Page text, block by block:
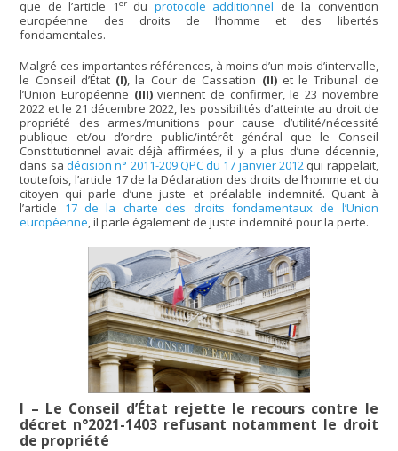
que de l’article 1erdu protocole additionnel de la convention
européenne des droits de l’homme et des libertés
fondamentales.
Malgré ces importantes références, à moins d’un mois d’intervalle,
le Conseil d’État (I), la Cour de Cassation (II)et le Tribunal de
l’Union Européenne (III)viennent de confirmer, le 23 novembre
2022 et le 21 décembre 2022, les possibilités d’atteinte au droit de
propriété des armes/munitions pour cause d’utilité/nécessité
publique et/ou d’ordre public/intérêt général que le Conseil
Constitutionnel avait déjà affirmées, il y a plus d’une décennie,
dans sa décision n° 2011-209 QPC du 17 janvier 2012 qui rappelait,
toutefois, l’article 17 de la Déclaration des droits de l’homme et du
citoyen qui parle d’une juste et préalable indemnité. Quant à
l’article 17 de la charte des droits fondamentaux de l’Union
européenne, il parle également de juste indemnité pour la perte.
I – Le Conseil d’État rejette le recours contre le
décret n°2021-1403 refusant notamment le droit
de propriété